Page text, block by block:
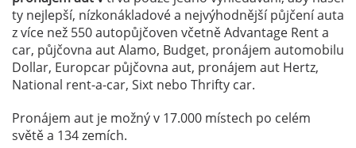
ty nejlepší, nízkonákladové a nejvýhodnější půjčení auta
z více než 550 autopůjčoven včetně Advantage Rent a
car, půjčovna aut Alamo, Budget, pronájem automobilu
Dollar, Europcar půjčovna aut, pronájem aut Hertz,
National rent-a-car, Sixt nebo Thrifty car.
Pronájem aut je možný v 17.000 místech po celém
světě a 134 zemích.